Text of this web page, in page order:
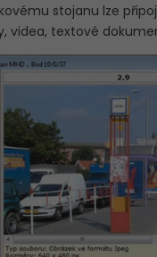
stojanu lze
videa, textové